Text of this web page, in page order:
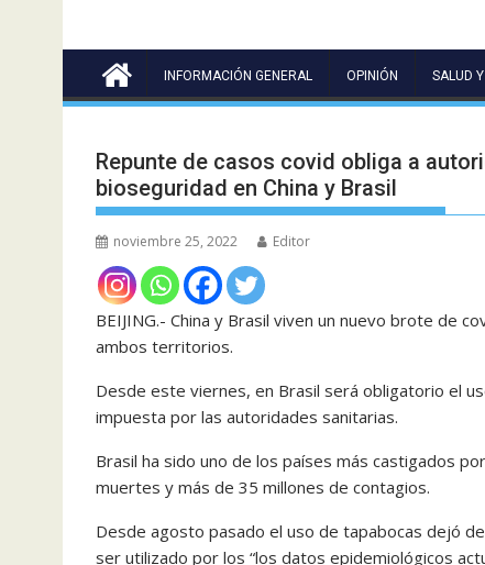
INFORMACIÓN GENERAL OPINIÓN SALUD
Repunte de casos covid obliga a
bioseguridad en China y Brasil
noviembre 25, 2022 Editor
BEIJING.- China y Brasil viven un nuevo brote de
ambos territorios.
Desde este viernes, en Brasil será obligatorio el
impuesta por las autoridades sanitarias.
Brasil ha sido uno de los países más castigados
muertes y más de 35 millones de contagios.
Desde agosto pasado el uso de tapabocas dejó
ser utilizado por los “los datos epidemiológicos